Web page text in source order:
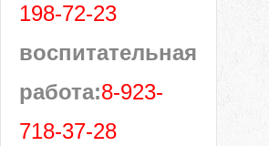
198-72-23
воспитательная
работа:8-923-
718-37-28